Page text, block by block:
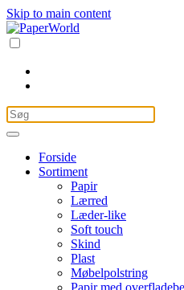
Skip to main content
Forside
Sortiment
Papir
Lærred
Læder-like
Soft touch
Skind
Plast
Møbelpolstring
Papir med